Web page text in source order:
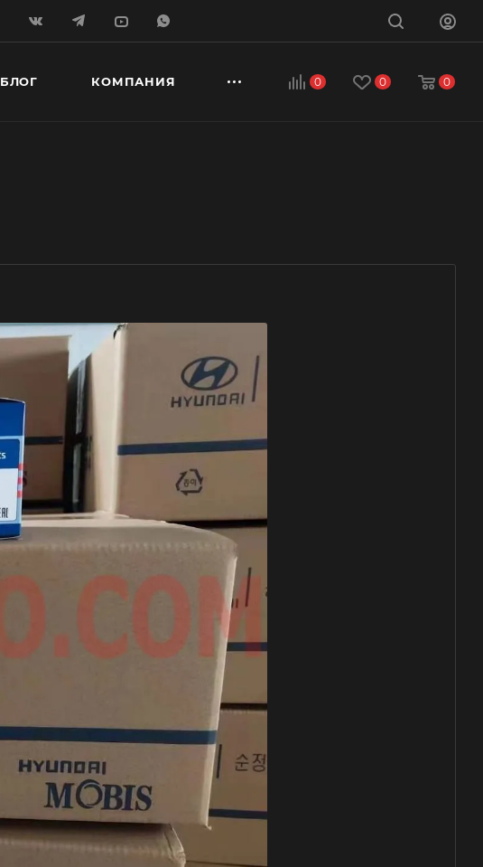
0 0 0
БЛОГ КОМПАНИЯ